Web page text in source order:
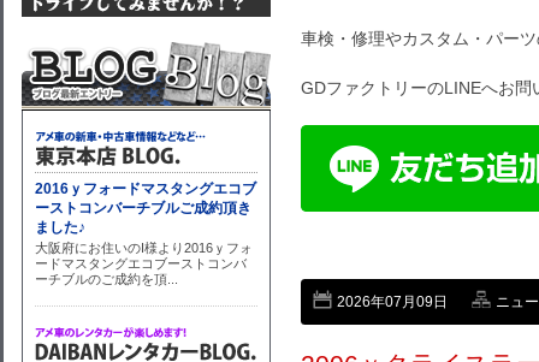
車検・修理やカスタム・パー
GDファクトリーのLINEへお問
2026年07月09日 ニュ